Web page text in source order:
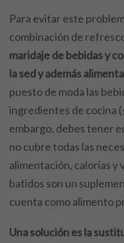
Para evitar este
combinación de
maridaje de bebidas y
la sed y además
puesto de moda las
ingredientes de cocina (
embargo, debes tener
no cubre todas las
alimentación, calorías y
batidos son un
cuenta como alimento
Una solución es la